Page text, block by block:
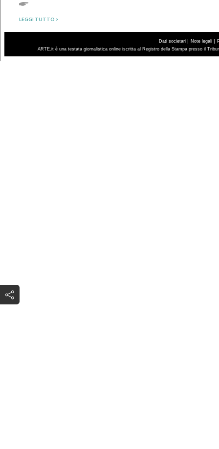
LEGGI TUTTO >
Dati societari | Note legali |
ARTE.it è una testata giornalistica online iscritta al Registro della Stampa presso il